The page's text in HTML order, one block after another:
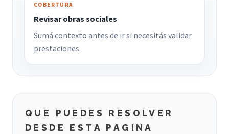
COBERTURA
Revisar obras sociales
Sumá contexto antes de ir si necesitás validar
prestaciones.
QUE PUEDES RESOLVER
DESDE ESTA PAGINA